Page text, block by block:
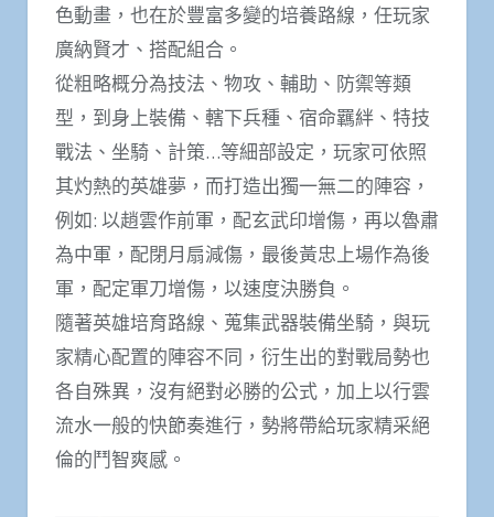
色動畫，也在於豐富多變的培養路線，任玩家
廣納賢才、搭配組合。
從粗略概分為技法、物攻、輔助、防禦等類
型，到身上裝備、轄下兵種、宿命羈絆、特技
戰法、坐騎、計策…等細部設定，玩家可依照
其灼熱的英雄夢，而打造出獨一無二的陣容，
例如: 以趙雲作前軍，配玄武印增傷，再以魯肅
為中軍，配閉月扇減傷，最後黃忠上場作為後
軍，配定軍刀增傷，以速度決勝負。
隨著英雄培育路線、蒐集武器裝備坐騎，與玩
家精心配置的陣容不同，衍生出的對戰局勢也
各自殊異，沒有絕對必勝的公式，加上以行雲
流水一般的快節奏進行，勢將帶給玩家精采絕
倫的鬥智爽感。